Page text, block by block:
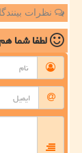
نظرات
لطفا شما